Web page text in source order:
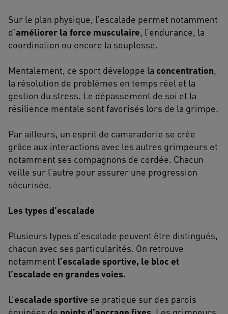
Sur le plan physique, l’escalade permet notamment
d’améliorer la force musculaire, l’endurance, la
coordination ou encore la souplesse.
Mentalement, ce sport développe la concentration,
la résolution de problèmes en temps réel et la
gestion du stress. Le dépassement de soi et la
résilience mentale sont favorisés lors de la grimpe.
Par ailleurs, un esprit de camaraderie se crée
grâce aux interactions avec les autres grimpeurs et
notamment ses compagnons de cordée. Chacun
veille sur l’autre pour assurer une progression
sécurisée.
Les types d’escalade
Plusieurs types d’escalade peuvent être distingués,
chacun avec ses particularités. On retrouve
notamment l’escalade sportive, le bloc et
l’escalade en grandes voies.
L’escalade sportive se pratique sur des parois